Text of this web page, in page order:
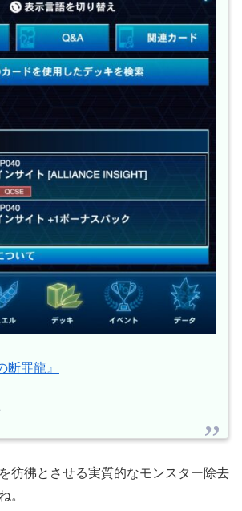
断罪龍』
彷彿とさせる実質的なモンスター除去
。